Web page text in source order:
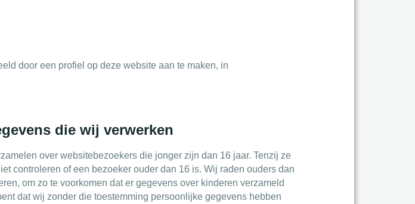
door een profiel op deze website aan te maken, in
die wij verwerken
over websitebezoekers die jonger zijn dan 16 jaar. Tenzij ze
controleren of een bezoeker ouder dan 16 is. Wij raden ouders dan
om zo te voorkomen dat er gegevens over kinderen verzameld
dat wij zonder die toestemming persoonlijke gegevens hebben